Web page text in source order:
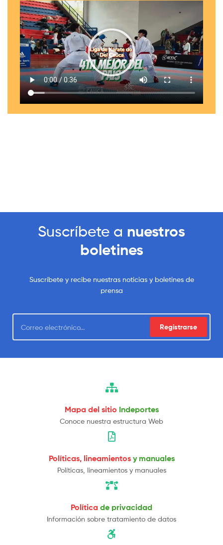
Suscríbete a nuestros
boletines
Suscríbete y recibe nuestras noticias y boletines de
prensa
Registrarse
Mapa del sitio Indeportes
Conoce nuestra estructura Web
Políticas, lineamientos y manuales
Políticas, lineamientos y manuales
Política de privacidad
Información sobre tratamiento de datos